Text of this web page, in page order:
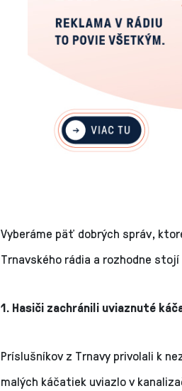
Vyberáme päť dobrých správ,
Trnavského rádia a rozhodne
1. Hasiči zachránili uviaznuté
Príslušníkov z Trnavy privolali k
malých káčatiek uviazlo v